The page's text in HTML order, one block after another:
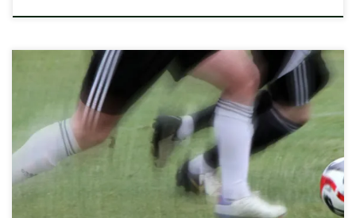
Am kommenden Wochenende stehen folgende Spiele mit
H/N/U-Beteiligung an: Samstag, 28. März 2026 13.45 Uhr in
DiemerodeE-Jugend: JSG Sontratal – H/N/U 4:1 (2:1) 16.00
Uhr in UlfenA-Jugend: H/N/U/N – JSG Sontratal 1:9 (1:2)Tor
für H/N/U/N: Felix Schneider Sonntag, 29. März 2026 13.00
Uhr in UlfenSenioren: H/N/U III – SV Hess.Schweiz […]